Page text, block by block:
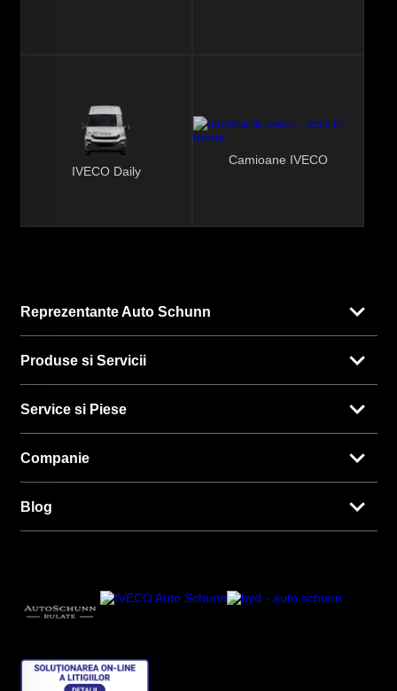
IVECO Daily
Camioane IVECO
Reprezentante Auto Schunn
Produse si Servicii
Service si Piese
Companie
Blog